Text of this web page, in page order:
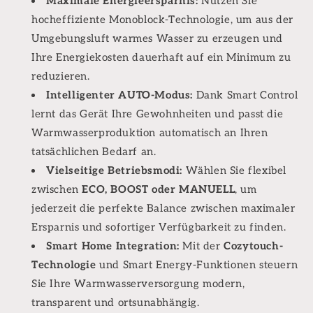
hocheffiziente Monoblock-Technologie, um aus der
Umgebungsluft warmes Wasser zu erzeugen und
Ihre Energiekosten dauerhaft auf ein Minimum zu
reduzieren.
Intelligenter AUTO-Modus: Dank Smart Control
lernt das Gerät Ihre Gewohnheiten und passt die
Warmwasserproduktion automatisch an Ihren
tatsächlichen Bedarf an.
Vielseitige Betriebsmodi: Wählen Sie flexibel
zwischenECO, BOOST oder MANUELL, um
jederzeit die perfekte Balance zwischen maximaler
Ersparnis und sofortiger Verfügbarkeit zu finden.
Smart Home Integration: Mit derCozytouch-
Technologie und Smart Energy-Funktionen steuern
Sie Ihre Warmwasserversorgung modern,
transparent und ortsunabhängig.